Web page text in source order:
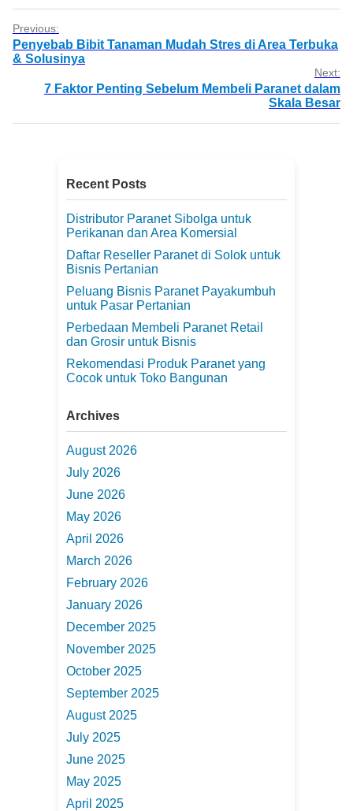
Previous:
Penyebab Bibit Tanaman Mudah Stres di Area Terbuka
& Solusinya
Next:
7 Faktor Penting Sebelum Membeli Paranet dalam
Skala Besar
Recent Posts
Distributor Paranet Sibolga untuk
Perikanan dan Area Komersial
Daftar Reseller Paranet di Solok untuk
Bisnis Pertanian
Peluang Bisnis Paranet Payakumbuh
untuk Pasar Pertanian
Perbedaan Membeli Paranet Retail
dan Grosir untuk Bisnis
Rekomendasi Produk Paranet yang
Cocok untuk Toko Bangunan
Archives
August 2026
July 2026
June 2026
May 2026
April 2026
March 2026
February 2026
January 2026
December 2025
November 2025
October 2025
September 2025
August 2025
July 2025
June 2025
May 2025
April 2025